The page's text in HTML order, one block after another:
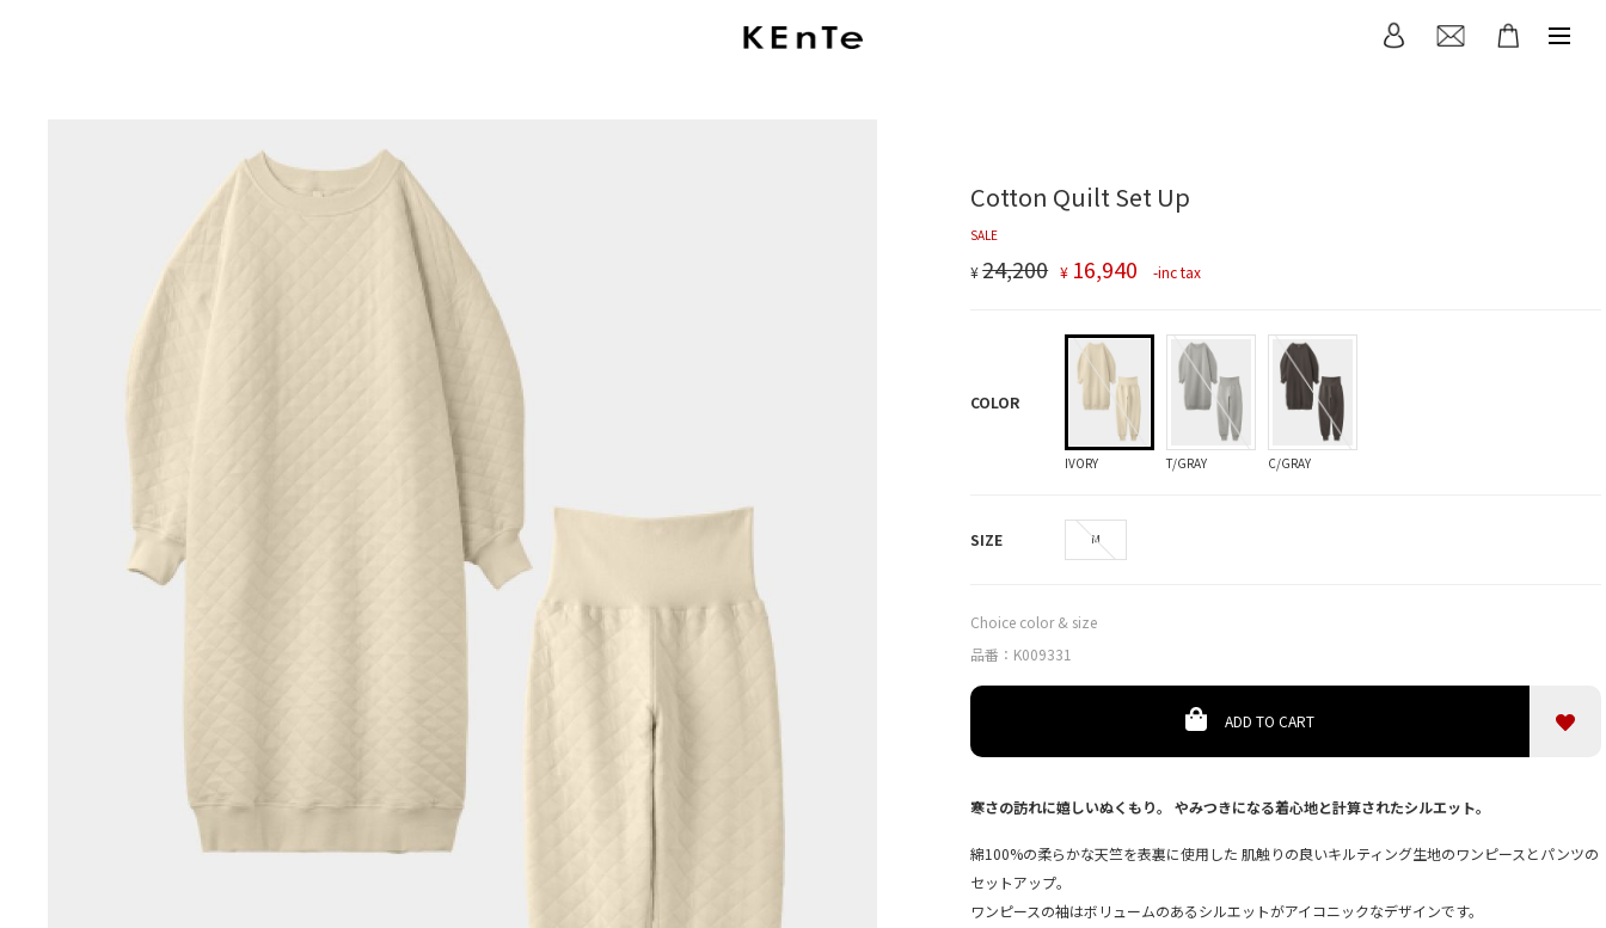
Cotton Quilt Set Up
SALE
¥24,200 ¥ 16,940 -inc tax
COLOR
IVORY T/GRAY C/GRAY
SIZE M
Choice color & size
品番：K009331
ADD TO CART
寒さの訪れに嬉しいぬくもり。 やみつきになる着心地と計算されたシルエット。
綿100%の柔らかな天竺を表裏に使用した 肌触りの良いキルティング生地のワンピースとパンツの
セットアップ。
ワンピースの袖はボリュームのあるシルエットがアイコニックなデザインです。